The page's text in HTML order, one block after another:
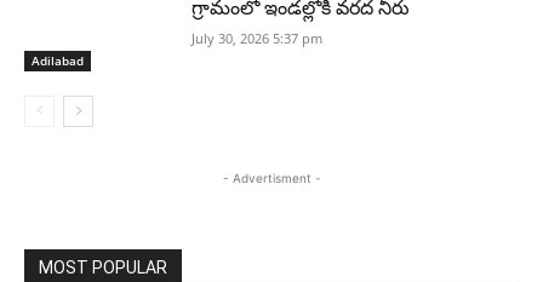
Adilabad
గ్రామంలో ఇండల్లోకి వరద నీరు
July 30, 2026 5:37 pm
- Advertisment -
MOST POPULAR